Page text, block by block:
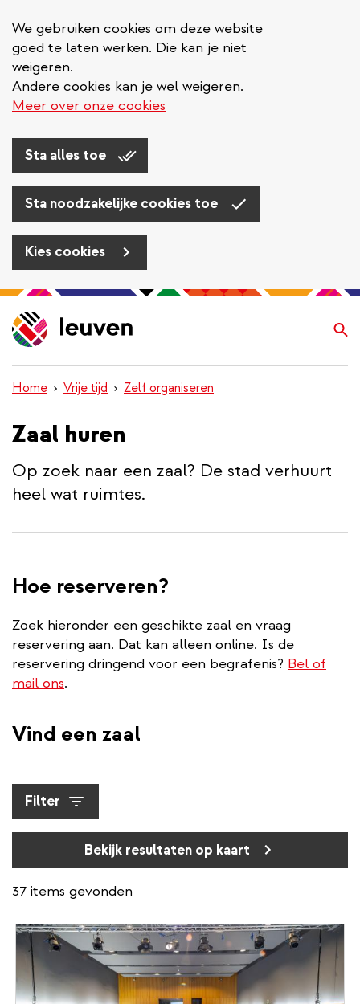
We gebruiken cookies om deze website
goed te laten werken. Die kan je niet
weigeren.
Andere cookies kan je wel weigeren.
Meer over onze cookies
Sta alles toe
Sta noodzakelijke cookies toe
Kies cookies
Overslaan
en
naar
inhoud
gaan
Home Vrije tijd Zelf organiseren
Zaal huren
Op zoek naar een zaal? De stad verhuurt
heel wat ruimtes.
Hoe reserveren?
Zoek hieronder een geschikte zaal en vraag
reservering aan. Dat kan alleen online. Is de
reservering dringend voor een begrafenis? Bel of
mail ons.
Vind een zaal
Filter
Bekijk resultaten op kaart
37 items gevonden